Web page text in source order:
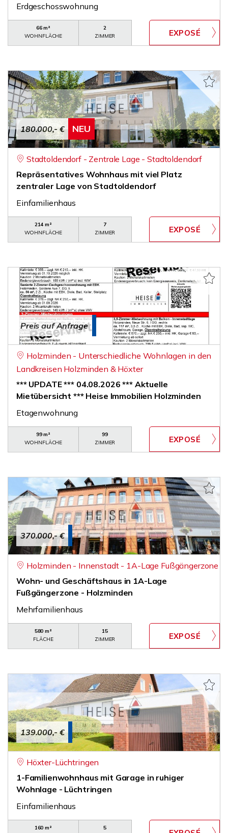
Erdgeschosswohnung
66 m²
WOHNFLÄCHE
2
ZIMMER
180.000,- € NEU
Stadtoldendorf - Zentrale Lage - Stadtoldendorf
Repräsentatives Wohnhaus mit viel Platz
zentraler Lage von Stadtoldendorf
Einfamilienhaus
214 m²
WOHNFLÄCHE
7
ZIMMER
Preis auf Anfrage
Holzminden - Unterschiedliche Wohnlagen in den
Landkreisen Holzminden & Höxter
*** UPDATE *** 04.08.2026 *** Aktuelle
Mietübersicht *** Heise Immobilien Holzminden
Etagenwohnung
99 m²
WOHNFLÄCHE
99
ZIMMER
370.000,- €
Holzminden - Innenstadt - 1A-Lage Fußgängerzone
Wohn- und Geschäftshaus in 1A-Lage
Fußgängerzone - Holzminden
Mehrfamilienhaus
580 m²
FLÄCHE
15
ZIMMER
139.000,- €
Höxter-Lüchtringen
1-Familienwohnhaus mit Garage in ruhiger
Wohnlage - Lüchtringen
Einfamilienhaus
160 m²
5